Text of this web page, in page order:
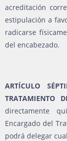
acreditación
estipulación a
radicarse
del encabezado.
ARTÍCULO
TRATAMIENTO
directamente
Encargado del
podrá delegar